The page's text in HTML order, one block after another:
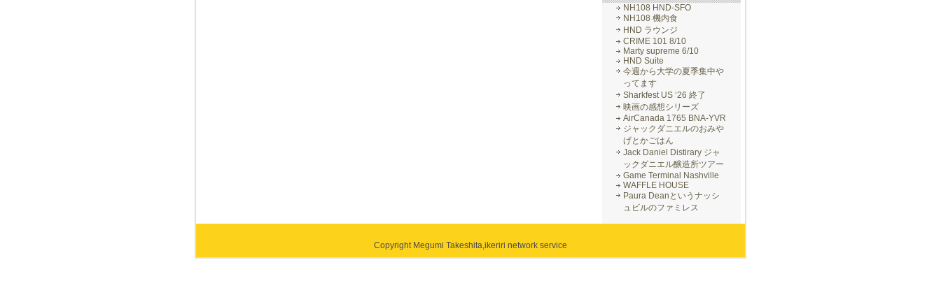
NH108 HND-SFO
NH108 機内食
HND ラウンジ
CRIME 101 8/10
Marty supreme 6/10
HND Suite
今週から大学の夏季集中や
ってます
Sharkfest US ‘26 終了
映画の感想シリーズ
AirCanada 1765 BNA-YVR
ジャックダニエルのおみや
げとかごはん
Jack Daniel Distirary ジャ
ックダニエル醸造所ツアー
Game Terminal Nashville
WAFFLE HOUSE
Paura Deanというナッシ
ュビルのファミレス
Copyright Megumi Takeshita,ikeriri network service